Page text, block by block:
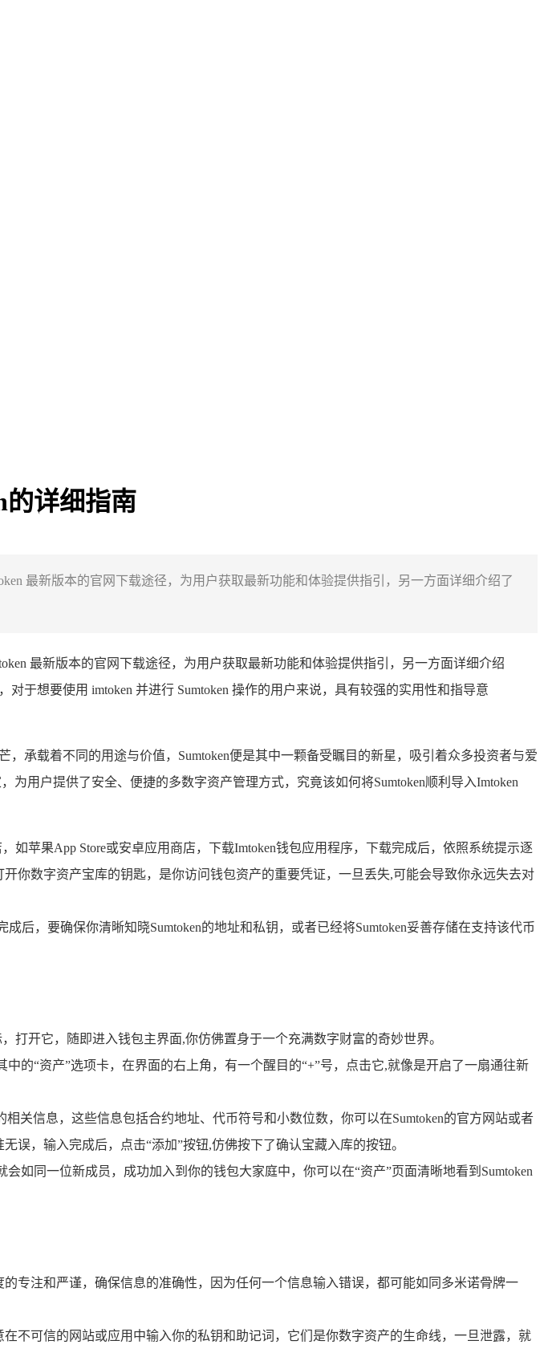
详细指南
最新版本的官网下载途径，为用户获取最新功能和体验提供指引，另一方面详细介绍了
最新版本的官网下载途径，为用户获取最新功能和体验提供指引，另一方面详细介绍
对于想要使用 imtoken 并进行 Sumtoken 操作的用户来说，具有较强的实用性和指导意
，承载着不同的用途与价值，Sumtoken便是其中一颗备受瞩目的新星，吸引着众多投资者与爱
用户提供了安全、便捷的多数字资产管理方式，究竟该如何将Sumtoken顺利导入Imtoken
如苹果App Store或安卓应用商店，下载Imtoken钱包应用程序，下载完成后，依照系统提示逐
你数字资产宝库的钥匙，是你访问钱包资产的重要凭证，一旦丢失,可能会导致你永远失去对
后，要确保你清晰知晓Sumtoken的地址和私钥，或者已经将Sumtoken妥善存储在支持该代币
打开它，随即进入钱包主界面,你仿佛置身于一个充满数字财富的奇妙世界。
的“资产”选项卡，在界面的右上角，有一个醒目的“+”号，点击它,就像是开启了一扇通往新
相关信息，这些信息包括合约地址、代币符号和小数位数，你可以在Sumtoken的官方网站或者
误，输入完成后，点击“添加”按钮,仿佛按下了确认宝藏入库的按钮。
如同一位新成员，成功加入到你的钱包大家庭中，你可以在“资产”页面清晰地看到Sumtoken
专注和严谨，确保信息的准确性，因为任何一个信息输入错误，都可能如同多米诺骨牌一
不可信的网站或应用中输入你的私钥和助记词，它们是你数字资产的生命线，一旦泄露，就